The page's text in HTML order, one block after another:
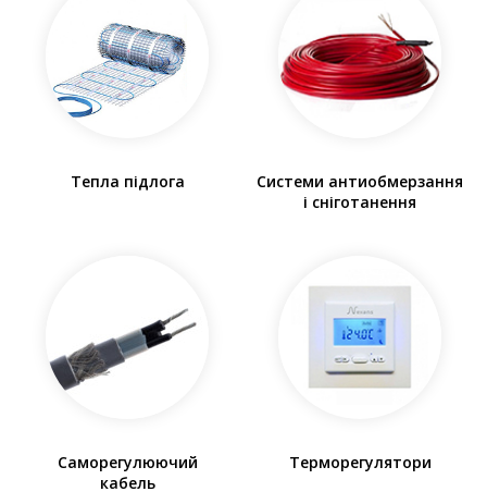
Тепла підлога
Системи антиобмерзання
і сніготанення
Саморегулюючий
кабель
Терморегулятори